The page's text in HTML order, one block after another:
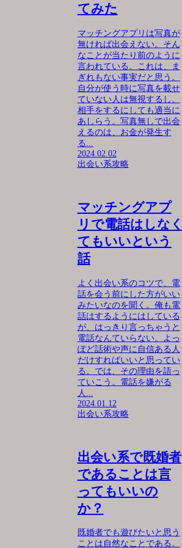
てみた
マッチングアプリは写真が
無ければ出会えない。そん
なことが当たり前のように
言われている。これは、ま
ぎれもない事実だと思う。
自分が使う時に写真を載せ
ていない人は無視するし、
相手をするにしても適当に
あしらう。写真無しで出会
えるのは、お金が発生す
る...
2024.02.02
出会い系攻略
マッチングアプ
リで電話はしなく
てもいいという
話
よく出会い系のコツで、電
話を会う前にした方がいい
みたいなのを聞く。俺も電
話はするようにはしている
が、はっきり言っちゃうと
電話なんていらない。よっ
ぽど話術や声に自信ある人
だけすればいいと思ってい
る。では、その理由を語っ
ていこう。電話を嫌がる
人...
2024.01.12
出会い系攻略
出会い系で既婚者
であることは言
ってもいいの
か？
既婚者でも遊びたいと思う
ことは自然なことである。